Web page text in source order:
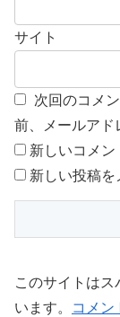
サイト
次回のコメ
前、メールアド
新しいコメン
新しい投稿を
このサイトはス
います。
コメン